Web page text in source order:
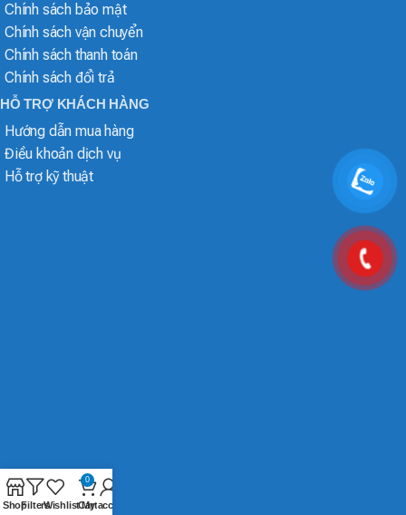
Chính sách bảo mật
Chính sách vận chuyển
Chính sách thanh toán
Chính sách đổi trả
HỖ TRỢ KHÁCH HÀNG
Hướng dẫn mua hàng
Điều khoản dịch vụ
Hỗ trợ kỹ thuật
ShopFiltersWishlist
0
Cart
My account